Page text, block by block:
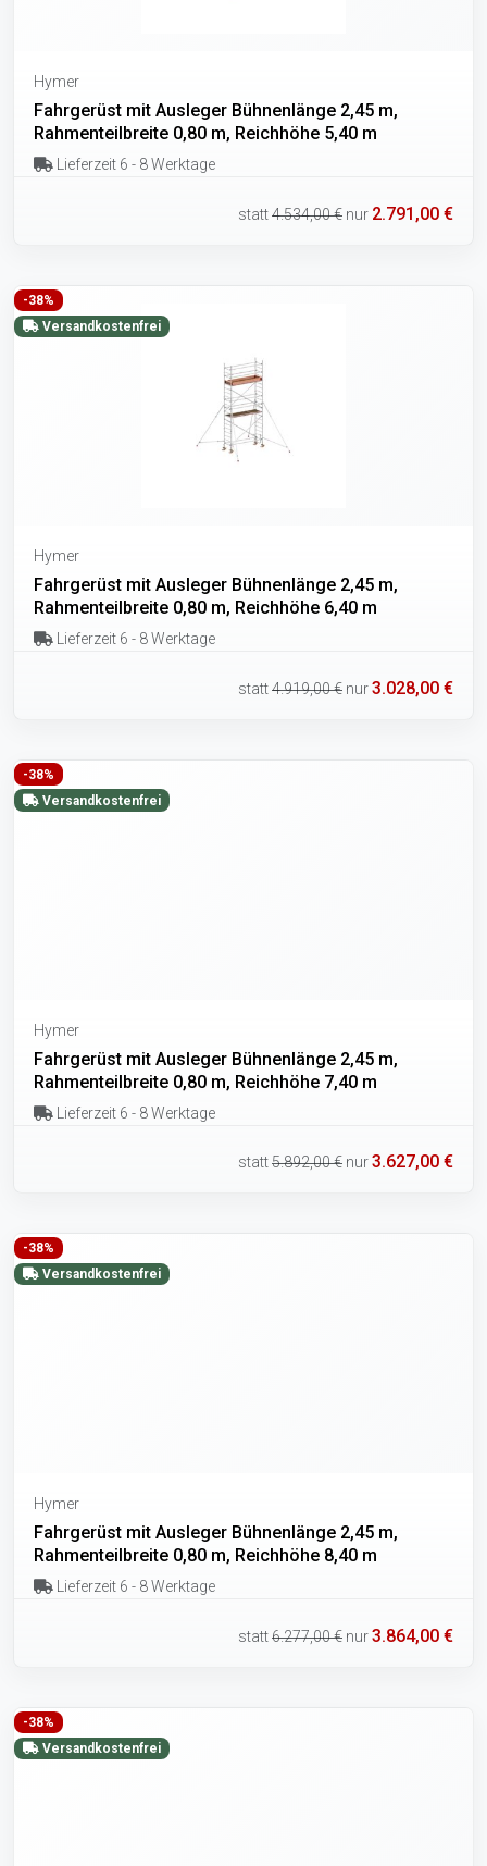
Hymer
Fahrgerüst mit Ausleger Bühnenlänge 2,45 m,
Rahmenteilbreite 0,80 m, Reichhöhe 5,40 m
Lieferzeit 6 - 8 Werktage
statt4.534,00 € nur 2.791,00 €
-38%
Versandkostenfrei
Hymer
Fahrgerüst mit Ausleger Bühnenlänge 2,45 m,
Rahmenteilbreite 0,80 m, Reichhöhe 6,40 m
Lieferzeit 6 - 8 Werktage
statt4.919,00 € nur3.028,00 €
-38%
Versandkostenfrei
Hymer
Fahrgerüst mit Ausleger Bühnenlänge 2,45 m,
Rahmenteilbreite 0,80 m, Reichhöhe 7,40 m
Lieferzeit 6 - 8 Werktage
statt5.892,00 € nur3.627,00 €
-38%
Versandkostenfrei
Hymer
Fahrgerüst mit Ausleger Bühnenlänge 2,45 m,
Rahmenteilbreite 0,80 m, Reichhöhe 8,40 m
Lieferzeit 6 - 8 Werktage
statt6.277,00 € nur3.864,00 €
-38%
Versandkostenfrei